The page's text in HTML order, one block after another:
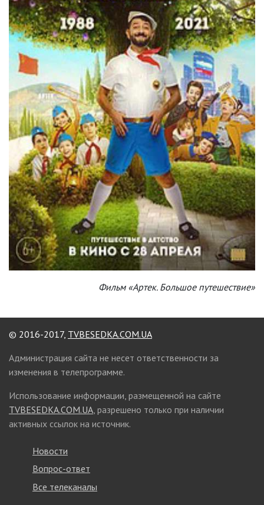
Фильм «Артек. Большое путешествие»
© 2016-2017, TVBESEDKA.COM.UA
Администрация сайта не несет ответственности за
изменения в телепрограмме.
Использование информации, размещенной на сайте
TVBESEDKA.COM.UA , разрешено только при наличии
активных ссылок на источник.
Новости
Вопрос-ответ
Все телеканалы